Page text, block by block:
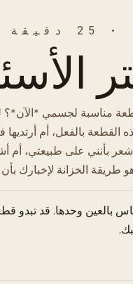
(1) هل هذه القطعة مناسبة
(2) هل أرتدي هذه القطعة
بأنني على طبيعتي،
طريقة الخزانة لإخبارك بأن
بالعين وحدها. قد تبدو